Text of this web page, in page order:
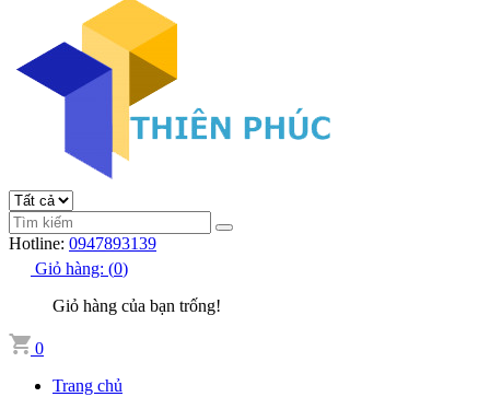
Hotline: 0947893139
Giỏ hàng: (0)
Giỏ hàng của bạn trống!
0
Trang chủ